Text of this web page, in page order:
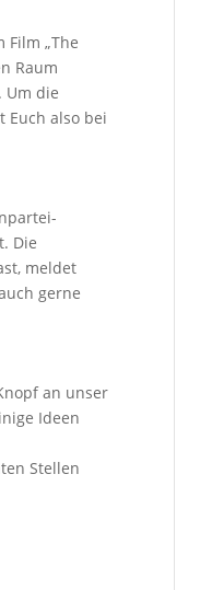
„The
Raum
Um die
Euch also bei
Die
meldet
gerne
an unser
Ideen
Stellen